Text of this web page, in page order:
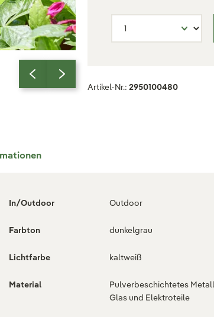
Artikel-Nr.: 2950100480
In/Outdoor Outdoor
Farbton dunkelgrau
Lichtfarbe kaltweiß
Material
Pulverbeschichtetes
Glas und Elektroteile